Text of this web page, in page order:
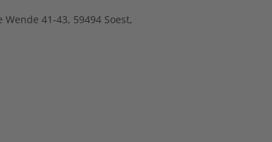
Wende 41-43, 59494 Soest,